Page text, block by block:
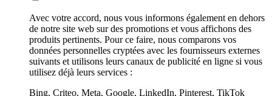
Avec votre accord, nous vous informons également en dehors
de notre site web sur des promotions et vous affichons des
produits pertinents. Pour ce faire, nous comparons vos
données personnelles cryptées avec les fournisseurs externes
suivants et utilisons leurs canaux de publicité en ligne si vous
utilisez déjà leurs services :
Bing, Criteo, Meta, Google, LinkedIn, Pinterest, TikTok